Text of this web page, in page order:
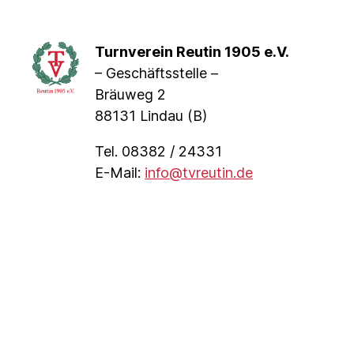
Turnverein Reutin 1905 e.V.
– Geschäftsstelle –
Bräuweg 2
88131 Lindau (B)
Tel. 08382 / 24331
E-Mail: info@tvreutin.de